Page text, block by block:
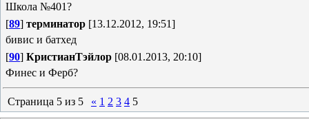
Школа №401?
[89] терминатор [13.12.2012, 19:51]
бивис и батхед
[90] КристианТэйлор [08.01.2013, 20:10]
Финес и Ферб?
Страница 5 из 5 « 1 2 3 4 5